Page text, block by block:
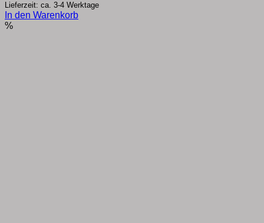
Lieferzeit: ca. 3-4 Werktage
In den Warenkorb
%